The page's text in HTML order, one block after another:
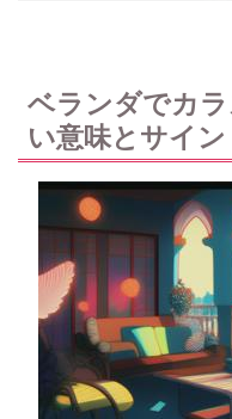
ベランダでカ
い意味とサイン